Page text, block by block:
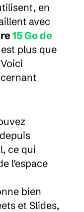
en
avec
15 Go de
plus que
ce qui
l'espace
bien
et Slides,